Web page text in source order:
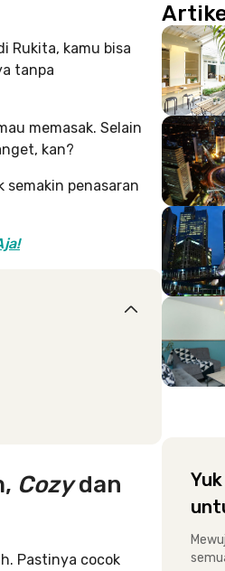
Rukita, kamu bisa
tanpa
memasak. Selain
kan?
semakin penasaran
Cozydan
Pastinya cocok